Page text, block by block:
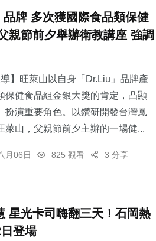
牌 多次獲國際食品類保健
親節前夕舉辦衛教講座 強調
】旺萊山以自身「Dr.Liu」品牌產
保健食品組金銀大獎的肯定，凸顯
扮演重要角色。以鑽研開發台灣鳳
萊山，父親節前夕主辦的一場健...
月06日 825 觀看 3 分享
星光卡司嗨翻三天！石岡熱
登場